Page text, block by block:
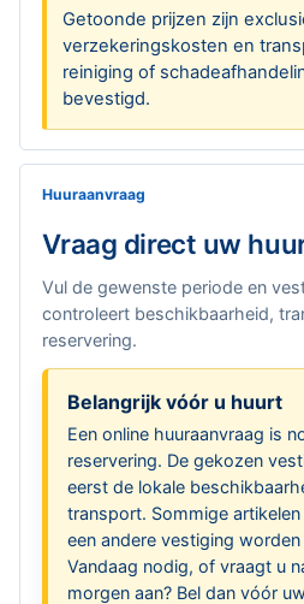
Getoonde prijzen zijn
verzekeringskosten en
reiniging of
bevestigd.
Huuraanvraag
Vraag direct uw
Vul de gewenste periode en
controleert beschikbaarheid,
reservering.
Belangrijk vóór u huurt
Een online huuraanvraag is
reservering. De gekozen
eerst de lokale
transport. Sommige
een andere vestiging
Vandaag nodig, of vraagt u
morgen aan? Bel dan vóór